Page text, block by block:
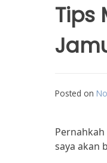
Tips
Posted on
saya akan